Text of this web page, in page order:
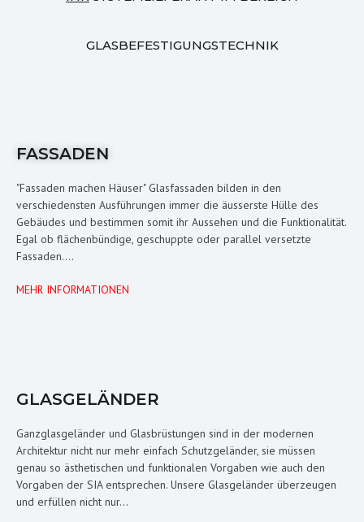
GLASBEFESTIGUNGSTECHNIK
FASSADEN
"Fassaden machen Häuser" Glasfassaden bilden in den
verschiedensten Ausführungen immer die äusserste Hülle des
Gebäudes und bestimmen somit ihr Aussehen und die Funktionalität.
Egal ob flächenbündige, geschuppte oder parallel versetzte
Fassaden....
MEHR INFORMATIONEN
GLASGELÄNDER
Ganzglasgeländer und Glasbrüstungen sind in der modernen
Architektur nicht nur mehr einfach Schutzgeländer, sie müssen
genau so ästhetischen und funktionalen Vorgaben wie auch den
Vorgaben der SIA entsprechen. Unsere Glasgeländer überzeugen
und erfüllen nicht nur...